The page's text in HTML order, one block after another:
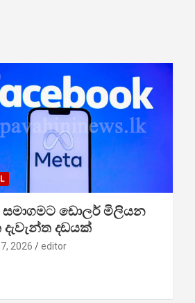
සමාගමට ඩොලර් මිලියන
දැවැන්ත දඩයක්
2026 editor